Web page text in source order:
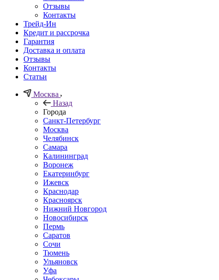
Отзывы
Контакты
Трейд-Ин
Кредит и рассрочка
Гарантия
Доставка и оплата
Отзывы
Контакты
Статьи
Москва
Назад
Города
Санкт-Петербург
Москва
Челябинск
Самара
Калининград
Воронеж
Екатеринбург
Ижевск
Краснодар
Красноярск
Нижний Новгород
Новосибирск
Пермь
Саратов
Сочи
Тюмень
Ульяновск
Уфа